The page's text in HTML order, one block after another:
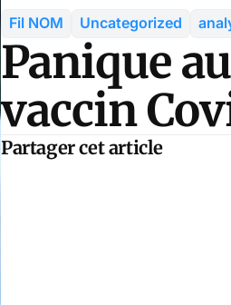
Fil NOM Uncategorized
Panique
vaccin
Partager cet article